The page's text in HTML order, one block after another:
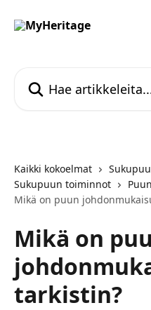
Kaikki kokoelmat
Sukupuun toiminnot
Mikä on puun
Mikä on
tarkistin?